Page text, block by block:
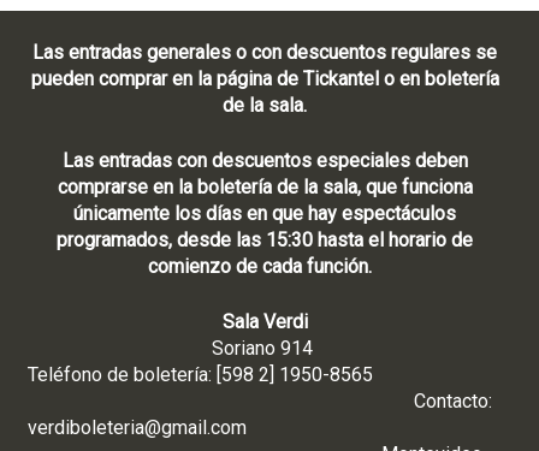
Las entradas generales o con descuentos regulares se
pueden comprar en la página de Tickantel o en boletería
de la sala.
Las entradas con descuentos especiales deben
comprarse en la boletería de la sala, que funciona
únicamente los días en que hay espectáculos
programados, desde las 15:30 hasta el horario de
comienzo de cada función.
Sala Verdi
Soriano 914
Teléfono de boletería: [598 2] 1950-8565
Contacto:
verdiboleteria@gmail.com